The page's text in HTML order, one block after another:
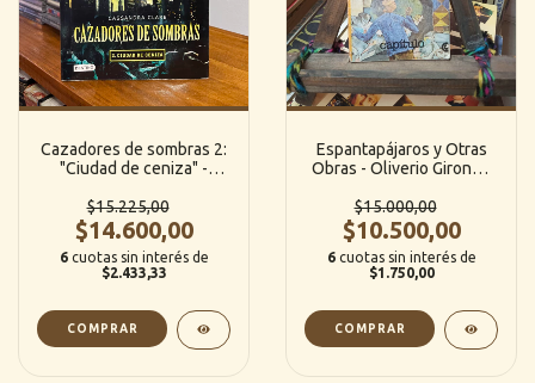
Cazadores de sombras 2:
"Ciudad de ceniza" -
$15.225,00
$14.600,00
6 cuotas sin interés de
$2.433,33
Espantapájaros y Otras
Obras - Oliverio Girondo
$15.000,00
$10.500,00
6 cuotas sin interés de
$1.750,00